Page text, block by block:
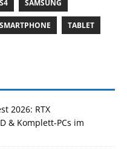
SAMSUNG
SMARTPHONE TABLET
2026: RTX
& Komplett-PCs im